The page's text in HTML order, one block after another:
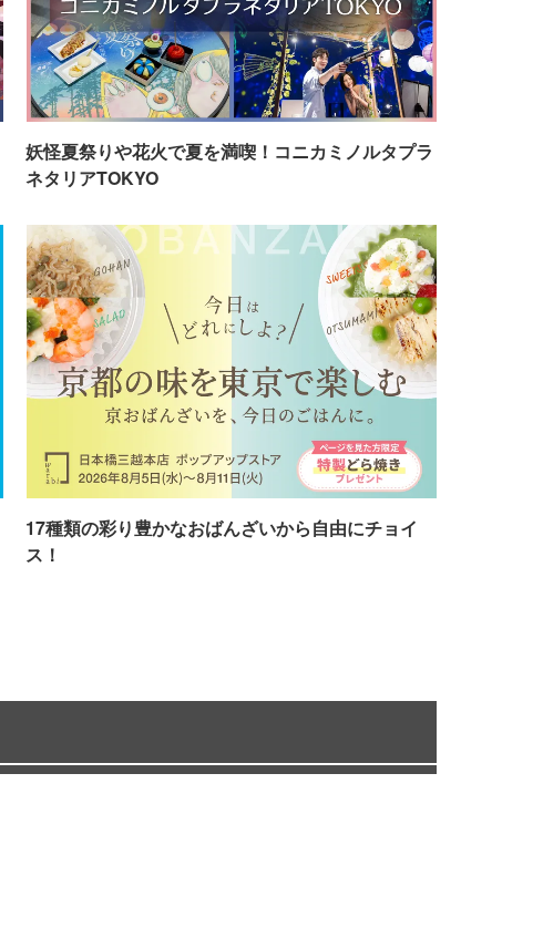
妖怪夏祭りや花火で夏を満喫！コニカミノルタプラ
ネタリアTOKYO
17種類の彩り豊かなおばんざいから自由にチョイ
ス！